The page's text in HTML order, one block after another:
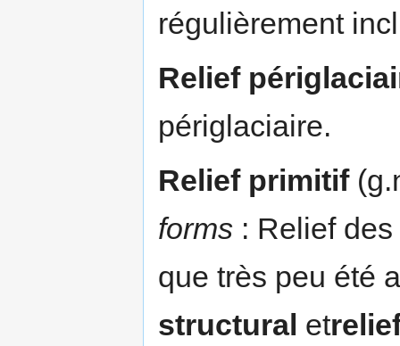
régulièrement
Relief
périglaciaire.
Relief primitif
forms : Relief
que très peu été
structural et